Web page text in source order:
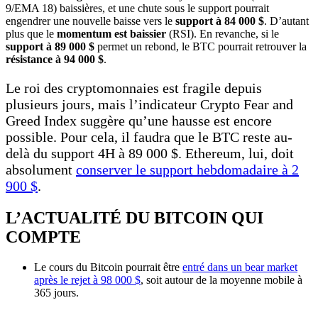
9/EMA 18) baissières, et une chute sous le support pourrait
engendrer une nouvelle baisse vers le support à 84 000 $. D’autant
plus que le momentum est baissier (RSI). En revanche, si le
support à 89 000 $ permet un rebond, le BTC pourrait retrouver la
résistance à 94 000 $.
Le roi des cryptomonnaies est fragile depuis
plusieurs jours, mais l’indicateur Crypto Fear and
Greed Index suggère qu’une hausse est encore
possible. Pour cela, il faudra que le BTC reste au-
delà du support 4H à 89 000 $. Ethereum, lui, doit
absolument conserver le support hebdomadaire à 2
900 $.
L’ACTUALITÉ DU BITCOIN QUI
COMPTE
Le cours du Bitcoin pourrait être entré dans un bear market
après le rejet à 98 000 $, soit autour de la moyenne mobile à
365 jours.